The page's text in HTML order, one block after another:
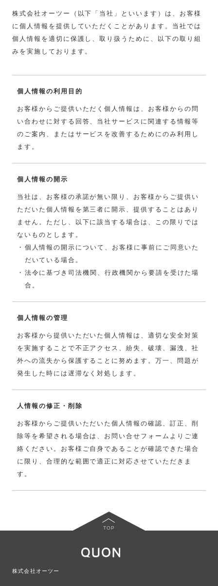
株式会社オーツー（以下「当社」といいます）は、お客様
に個人情報を提供していただくことがあります。当社では
個人情報を適切に保護し、取り扱うために、以下の取り組
みを実施しております。
個人情報の利用目的
お客様からご提供いただく個人情報は、お客様からの問
い合わせに対する回答、当社サービスに関連する情報等
のご案内、またはサービスを改善するためにのみ利用し
ます。
個人情報の開示
当社は、お客様の承諾が無い限り、お客様からご提供い
ただいた個人情報を第三者に開示、提供することはあり
ません。ただし、以下に該当する場合は、この限りでは
ないものとします。
個人情報の開示について、お客様に事前にご同意いた
だいている場合。
法令に基づき司法機関、行政機関から要請を受けた場
合。
個人情報の管理
お客様から提供いただいた個人情報は、適切な安全対策
を実施することで不正アクセス、紛失、破壊、漏洩、社
外への流失から保護することに努めます。万一、問題が
発生した時には遅滞なく対処します。
人情報の修正・削除
お客様からご提供いただいた個人情報の確認、訂正、削
除等を希望される場合は、お問い合せフォームよりご連
絡ください。お客様ご自身であることが確認できた場合
に限り、合理的な範囲で適正に対応させていただきま
す。
TOP
株式会社オーツー